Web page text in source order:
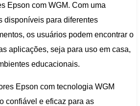
Epson com WGM. Com uma
disponíveis para diferentes
os usuários podem encontrar o
aplicações, seja para uso em casa,
educacionais.
Epson com tecnologia WGM
confiável e eficaz para as